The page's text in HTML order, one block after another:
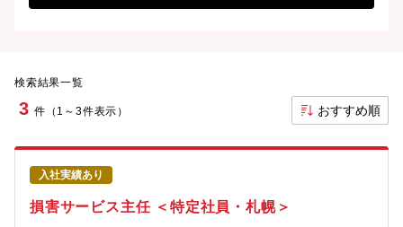
検索結果一覧
3 件（1～3件表示） おすすめ順
入社実績あり
損害サービス主任 ＜特定社員・札幌＞